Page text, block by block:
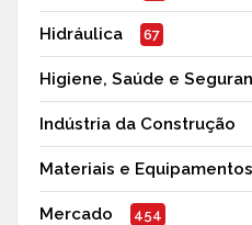
Hidráulica 67
Higiene, Saúde e
Indústria da Construção
Materiais e Equipamentos
Mercado 454